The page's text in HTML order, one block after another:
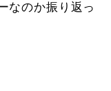
なのか振り返っ